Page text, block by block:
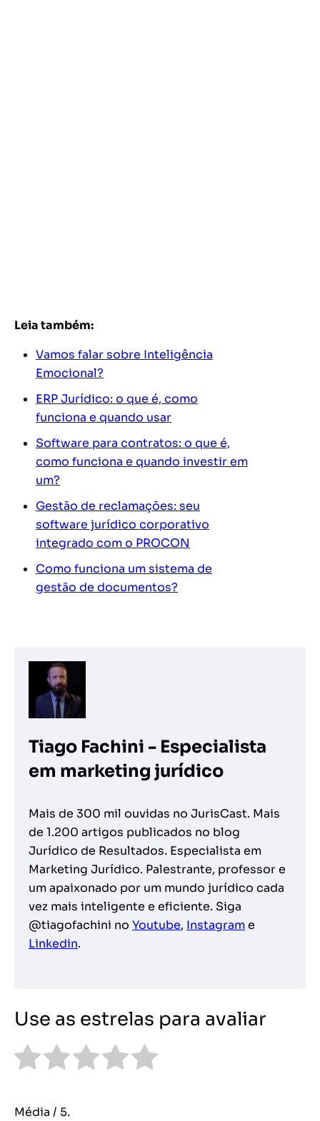
Leia também:
Vamos falar sobre Inteligência
Emocional?
ERP Jurídico: o que é, como
funciona e quando usar
Software para contratos: o que é,
como funciona e quando investir em
um?
Gestão de reclamações: seu
software jurídico corporativo
integrado com o PROCON
Como funciona um sistema de
gestão de documentos?
Tiago Fachini - Especialista
em marketing jurídico
Mais de 300 mil ouvidas no JurisCast. Mais
de 1.200 artigos publicados no blog
Jurídico de Resultados. Especialista em
Marketing Jurídico. Palestrante, professor e
um apaixonado por um mundo jurídico cada
vez mais inteligente e eficiente. Siga
@tiagofachini no Youtube, Instagrame
Linkedin.
Use as estrelas para avaliar
Média / 5.